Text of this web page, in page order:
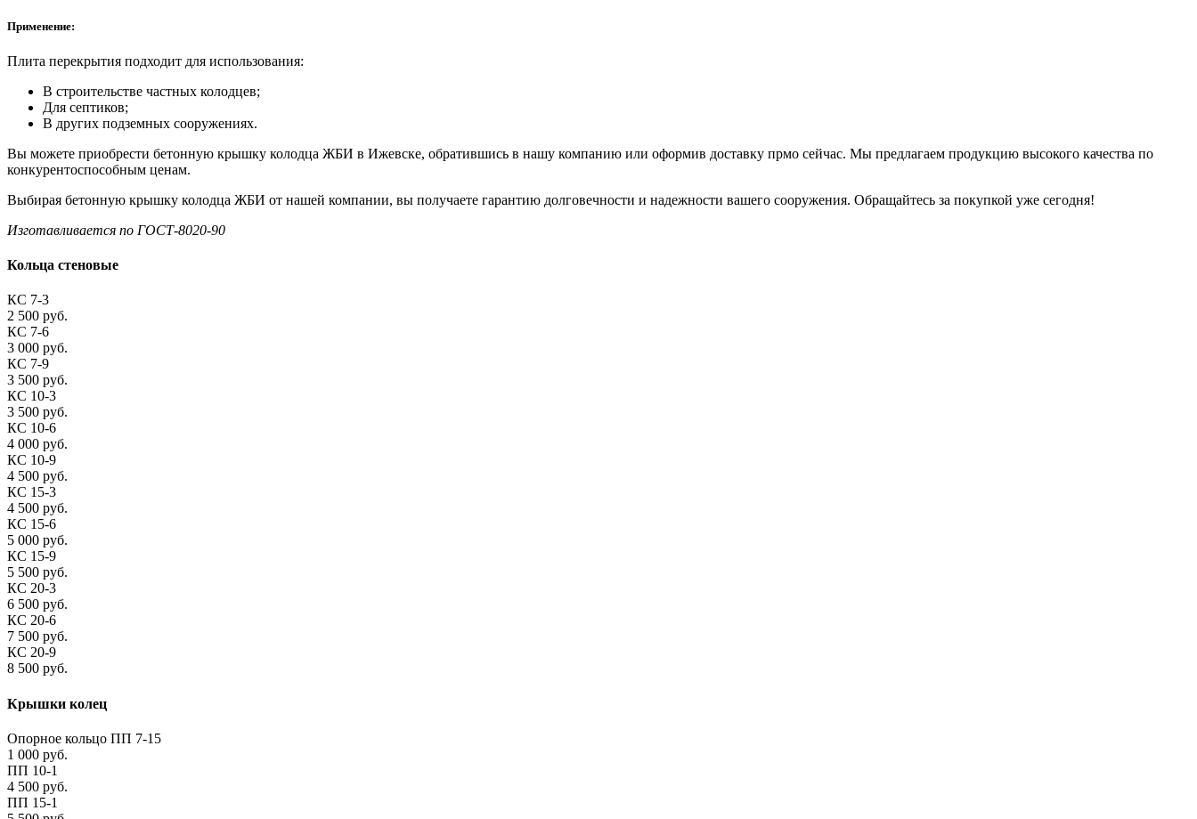
Применение:
Плита перекрытия подходит для использования:
В строительстве частных колодцев;
Для септиков;
В других подземных сооружениях.
Вы можете приобрести бетонную крышку колодца ЖБИ в Ижевске, обратившись в нашу компанию или оформив доставку прмо сейчас. Мы предлагаем продукцию высокого качества по
конкурентоспособным ценам.
Выбирая бетонную крышку колодца ЖБИ от нашей компании, вы получаете гарантию долговечности и надежности вашего сооружения. Обращайтесь за покупкой уже сегодня!
Изготавливается по ГОСТ-8020-90
Кольца стеновые
КС 7-3
2 500 руб.
КС 7-6
3 000 руб.
КС 7-9
3 500 руб.
КС 10-3
3 500 руб.
КС 10-6
4 000 руб.
КС 10-9
4 500 руб.
КС 15-3
4 500 руб.
КС 15-6
5 000 руб.
КС 15-9
5 500 руб.
КС 20-3
6 500 руб.
КС 20-6
7 500 руб.
КС 20-9
8 500 руб.
Крышки колец
Опорное кольцо ПП 7-15
1 000 руб.
ПП 10-1
4 500 руб.
ПП 15-1